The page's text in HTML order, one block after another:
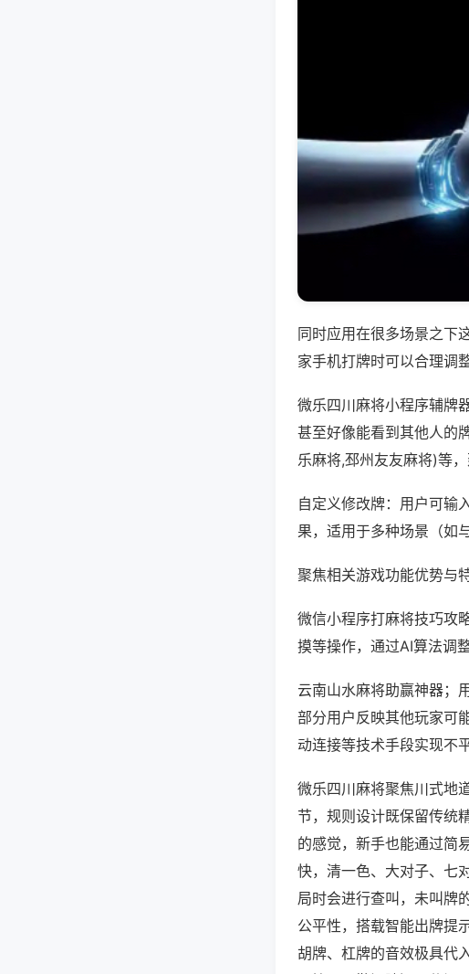
同时应用在很多场景之下
家手机打牌时可以合理调
微乐四川麻将小程序辅牌
甚至好像能看到其他人的
乐麻将,邳州友友麻将)等
自定义修改牌：用户可输
果，适用于多种场景（如
聚焦相关游戏功能优势与特
微信小程序打麻将技巧攻
摸等操作，通过AI算法调
云南山水麻将助赢神器；
部分用户反映其他玩家可
动连接等技术手段实现不
微乐四川麻将聚焦川式地
节，规则设计既保留传统
的感觉，新手也能通过简
快，清一色、大对子、七
局时会进行查叫，未叫牌
公平性，搭载智能出牌提
胡牌、杠牌的音效极具代